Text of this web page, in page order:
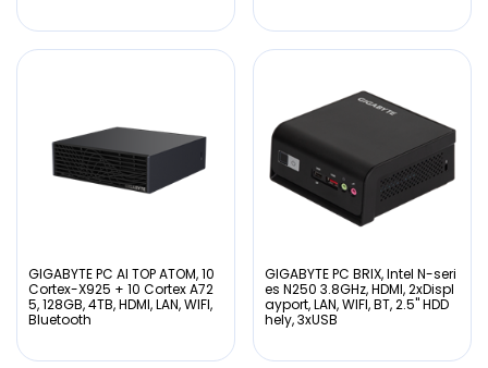
GIGABYTE PC AI TOP ATOM, 10
Cortex-X925 + 10 Cortex A72
5, 128GB, 4TB, HDMI, LAN, WIFI,
Bluetooth
GIGABYTE PC BRIX, Intel N-seri
es N250 3.8GHz, HDMI, 2xDispl
ayport, LAN, WIFI, BT, 2.5" HDD
hely, 3xUSB